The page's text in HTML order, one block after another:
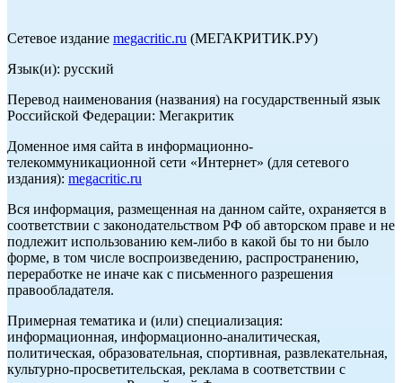
Сетевое издание megacritic.ru (МЕГАКРИТИК.РУ)
Язык(и): русский
Перевод наименования (названия) на государственный язык
Российской Федерации: Мегакритик
Доменное имя сайта в информационно-
телекоммуникационной сети «Интернет» (для сетевого
издания): megacritic.ru
Вся информация, размещенная на данном сайте, охраняется в
соответствии с законодательством РФ об авторском праве и не
подлежит использованию кем-либо в какой бы то ни было
форме, в том числе воспроизведению, распространению,
переработке не иначе как с письменного разрешения
правообладателя.
Примерная тематика и (или) специализация:
информационная, информационно-аналитическая,
политическая, образовательная, спортивная, развлекательная,
культурно-просветительская, реклама в соответствии с